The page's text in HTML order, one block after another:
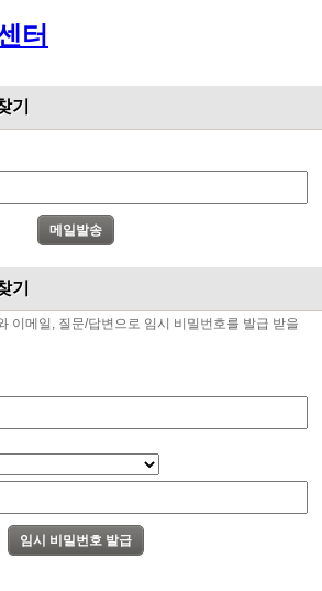
터
기
기
이메일, 질문/답변으로 임시 비밀번호를 발급 받을